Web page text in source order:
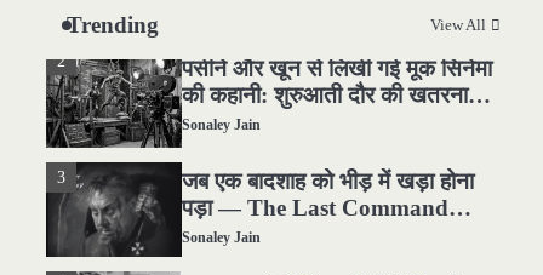
Trending View All
2
पसीने और खून से लिखी गई मूक सिनेमा
की कहानी: शुरुआती दौर की खतरनाक
हकीकत
Sonaley Jain
3
जब एक बादशाह को भीड़ में खड़ा होना
पड़ा — The Last Command
(1928) Review
Sonaley Jain